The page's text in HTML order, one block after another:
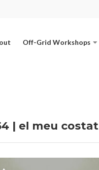
Off-Grid Workshops
| el meu costat